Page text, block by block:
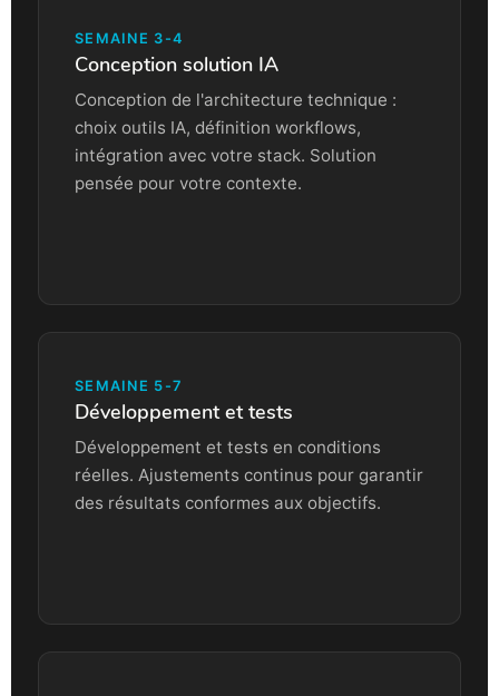
SEMAINE 3-4
Conception solution IA
Conception de l'architecture technique :
choix outils IA, définition workflows,
intégration avec votre stack. Solution
pensée pour votre contexte.
SEMAINE 5-7
Développement et tests
Développement et tests en conditions
réelles. Ajustements continus pour garantir
des résultats conformes aux objectifs.